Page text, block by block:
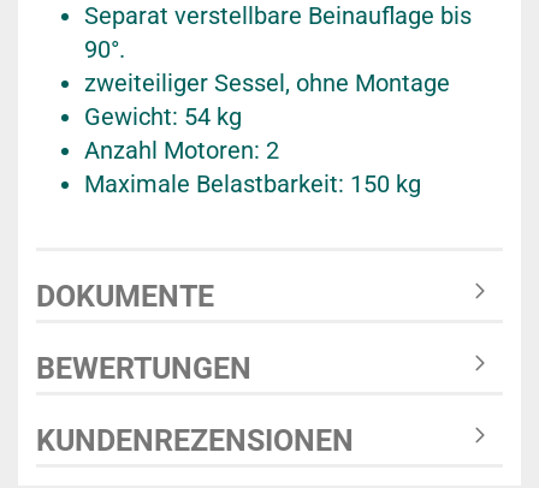
Separat verstellbare Beinauflage bis
90°.
zweiteiliger Sessel, ohne Montage
Gewicht: 54 kg
Anzahl Motoren: 2
Maximale Belastbarkeit: 150 kg
DOKUMENTE
BEWERTUNGEN
KUNDENREZENSIONEN